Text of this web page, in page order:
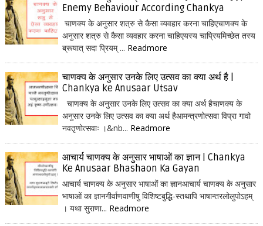
Enemy Behaviour According Chankya
चाणक्य के अनुसार शत्रु से कैसा व्यवहार करना चाहिएचाणक्य के
अनुसार शत्रु से कैसा व्यवहार करना चाहिएयस्य चाप्रियमिच्छेत तस्य
ब्रूयात् सदा प्रियम् ... Readmore
चाणक्य के अनुसार उनके लिए उत्सव का क्या अर्थ है |
Chankya ke Anusaar Utsav
चाणक्य के अनुसार उनके लिए उत्सव का क्या अर्थ हैचाणक्य के
अनुसार उनके लिए उत्सव का क्या अर्थ हैआमन्त्रणोत्सवा विप्रा गावो
नवतृणोत्सवाः ।&nb... Readmore
आचार्य चाणक्य के अनुसार भाषाओं का ज्ञान | Chankya
Ke Anusaar Bhashaon Ka Gayan
आचार्य चाणक्य के अनुसार भाषाओं का ज्ञानआचार्य चाणक्य के अनुसार
भाषाओं का ज्ञानगीर्वाणवाणीषु विशिष्टबुद्धि-स्तथापि भाषान्तरलोलुपोऽहम्
। यथा सुराणा... Readmore